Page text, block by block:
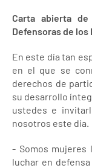
Carta abierta
Defensoras de
En este día tan
en el que se
derechos de
su desarrollo
ustedes e
nosotros este día.
- Somos mujeres
luchar en